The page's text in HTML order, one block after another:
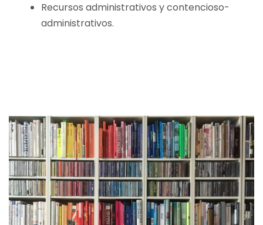
Recursos administrativos y contencioso-
administrativos.